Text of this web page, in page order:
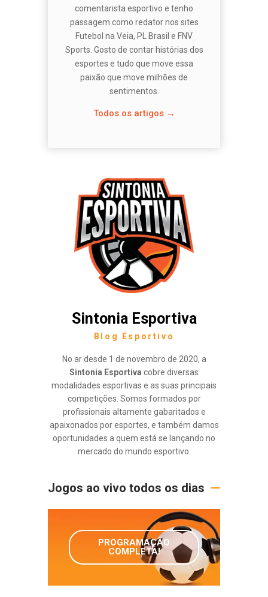
comentarista esportivo e tenho
passagem como redator nos sites
Futebol na Veia, PL Brasil e FNV
Sports. Gosto de contar histórias dos
esportes e tudo que move essa
paixão que move milhões de
sentimentos.
Todos os artigos →
Sintonia Esportiva
Blog Esportivo
No ar desde 1 de novembro de 2020, a
Sintonia Esportiva cobre diversas
modalidades esportivas e as suas principais
competições. Somos formados por
profissionais altamente gabaritados e
apaixonados por esportes, e também damos
oportunidades a quem está se lançando no
mercado do mundo esportivo.
Jogos ao vivo todos os dias
PROGRAMAÇÃO
COMPLETA!